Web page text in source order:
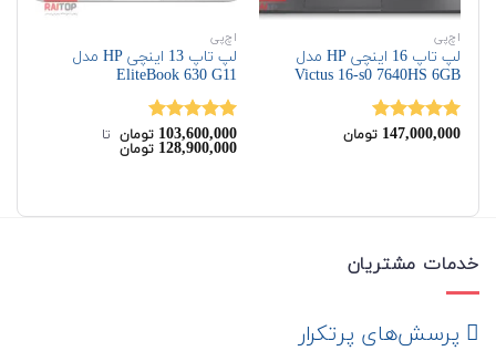
اچ‌پی
لپ تاپ 16 اینچی HP مدل
Victus 16-s0 7640HS 6GB
نمره5.00
147,000,000 تومان
اچ‌پی
لپ تاپ 13 اینچی HP مدل
EliteBook 630 G11
نمره5.00
از 5
103,600,000 تومان‌ تا ‌
128,900,000 تومان
خدمات مشتریان
‌ پرسش‌های پرتکرار